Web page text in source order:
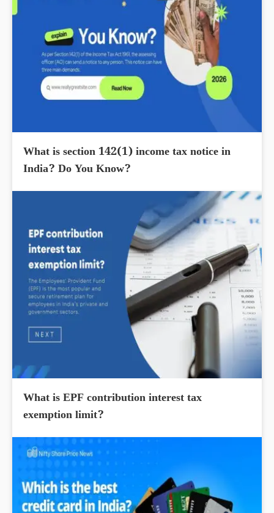
What is section 142(1) income tax notice in
India? Do You Know?
What is EPF contribution interest tax
exemption limit?